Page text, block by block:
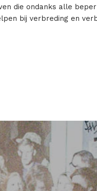
die ondanks alle
bij verbreding en